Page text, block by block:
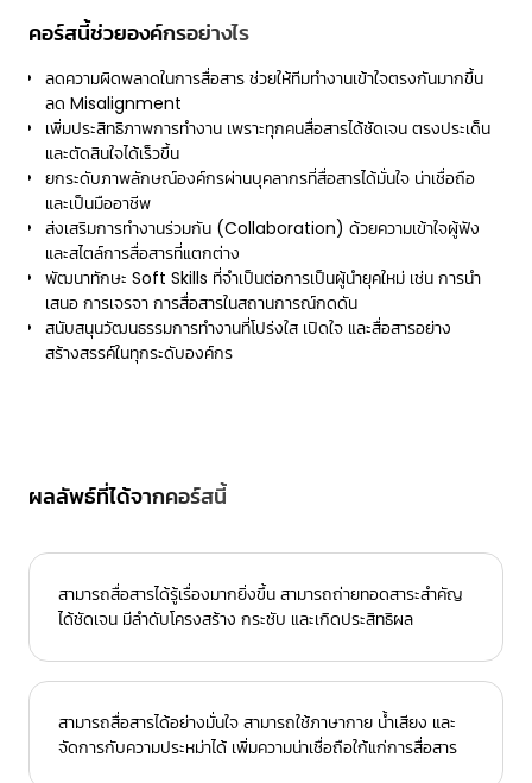
คอร์สนี้ช่วยองค์กรอย่างไร
ลดความผิดพลาดในการสื่อสาร ช่วยให้ทีมทำงานเข้าใจตรงกันมากขึ้น
ลด Misalignment
เพิ่มประสิทธิภาพการทำงาน เพราะทุกคนสื่อสารได้ชัดเจน ตรงประเด็น
และตัดสินใจได้เร็วขึ้น
ยกระดับภาพลักษณ์องค์กรผ่านบุคลากรที่สื่อสารได้มั่นใจ น่าเชื่อถือ
และเป็นมืออาชีพ
ส่งเสริมการทำงานร่วมกัน (Collaboration) ด้วยความเข้าใจผู้ฟัง
และสไตล์การสื่อสารที่แตกต่าง
พัฒนาทักษะ Soft Skills ที่จำเป็นต่อการเป็นผู้นำยุคใหม่ เช่น การนำ
เสนอ การเจรจา การสื่อสารในสถานการณ์กดดัน
สนับสนุนวัฒนธรรมการทำงานที่โปร่งใส เปิดใจ และสื่อสารอย่าง
สร้างสรรค์ในทุกระดับองค์กร
ผลลัพธ์ที่ได้จากคอร์สนี้
สามารถสื่อสารได้รู้เรื่องมากยิ่งขึ้น สามารถถ่ายทอดสาระสําคัญ
ได้ชัดเจน มีลําดับโครงสร้าง กระชับ และเกิดประสิทธิผล
สามารถสื่อสารได้อย่างมั่นใจ สามารถใช้ภาษากาย น้ำเสียง และ
จัดการกับความประหม่าได้ เพิ่มความน่าเชื่อถือใก้แก่การสื่อสาร